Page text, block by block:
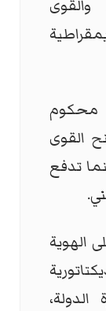
والقوى
محكوم
القوى
تدفع
الهوية